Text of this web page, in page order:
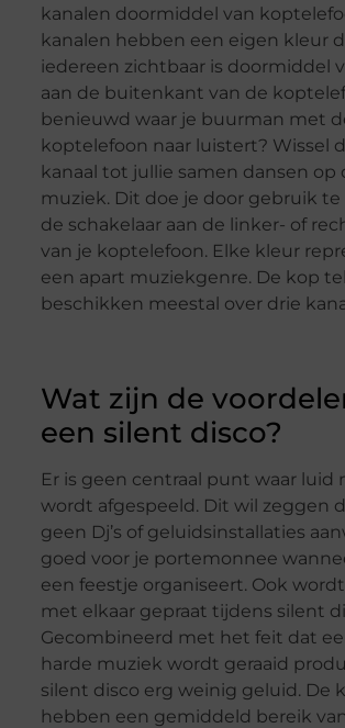
kanalen doormiddel van
kanalen hebben een eigen kleur
iedereen zichtbaar is doormiddel
aan de buitenkant van de
benieuwd waar je buurman met
koptelefoon naar luistert? Wissel
kanaal tot jullie samen dansen op
muziek. Dit doe je door gebruik te
de schakelaar aan de linker- of
van je koptelefoon. Elke kleur
een apart muziekgenre. De kop
beschikken meestal over drie
Wat zijn de
een silent disco?
Er is geen centraal punt waar luid
wordt afgespeeld. Dit wil zeggen
geen Dj’s of geluidsinstallaties
goed voor je portemonnee
een feestje organiseert. Ook
met elkaar gepraat tijdens silent
Gecombineerd met het feit dat
harde muziek wordt geraaid
silent disco erg weinig geluid. De
hebben een gemiddeld bereik van